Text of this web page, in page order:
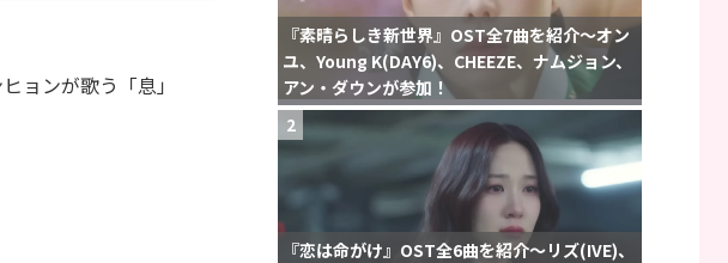
ョンが歌う「息」
『素晴らしき新世界』OST全7曲を紹介〜オン
ユ、Young K(DAY6)、CHEEZE、ナムジョン、
アン・ダウンが参加！
2
『恋は命がけ』OST全6曲を紹介〜リズ(IVE)、